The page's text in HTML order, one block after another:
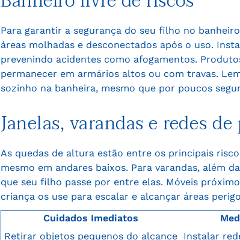
Para garantir a segurança do seu filho no
áreas molhadas e desconectados após o uso.
prevenindo acidentes como afogamentos.
permanecer em armários altos ou com travas.
sozinho na banheira, mesmo que por poucos
Janelas, varandas e redes
As quedas de altura estão entre os principais
mesmo em andares baixos. Para varandas, além
que seu filho passe por entre elas. Móveis
criança os use para escalar e alcançar áreas
Cuidados Imediatos
Retirar objetos pequenos do alcance Instalar